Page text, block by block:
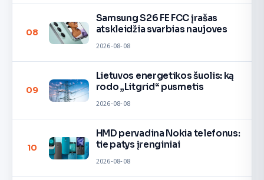
08
Samsung S26 FE FCC įrašas
atskleidžia svarbias naujoves
2026-08-08
09
Lietuvos energetikos šuolis: ką
rodo „Litgrid“ pusmetis
2026-08-08
10
HMD pervadina Nokia telefonus:
tie patys įrenginiai
2026-08-08